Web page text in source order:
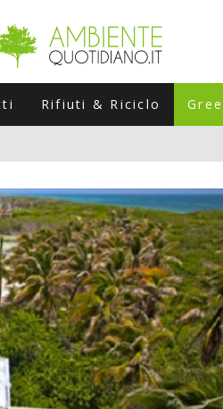
Rifiuti & Riciclo
L’ESTATE (E LA GUIDA
"PLUG & PLAY" CHE STA